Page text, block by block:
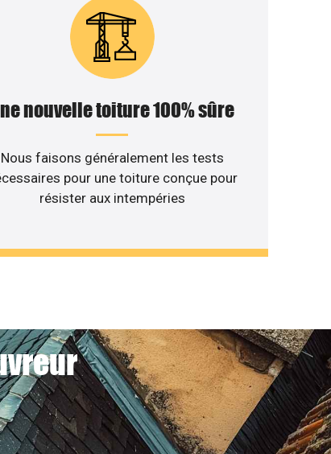
nouvelle toiture 100% sûre
Nous faisons généralement les tests
pour une toiture conçue pour
résister aux intempéries